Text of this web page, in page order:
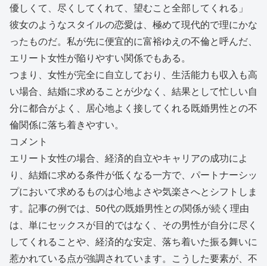
優しくて、尽くしてくれて、望むこと全部してくれる」
彼女のようなスタイルの恋愛は、極めて現代的で理にかな
ったものだ。私が先に便宜的に富裕ゆえの不倫と呼んだ、
エリート女性が陥りやすい関係でもある。
つまり、女性が完全に自立しており、生活能力も収入も高
い場合、結婚に求めることが少なく、結果として忙しい自
分に都合がよく、居心地よく接してくれる既婚男性との不
倫関係に落ち着きやすい。
コメント
エリート女性の場合、経済的自立やキャリアの成功によ
り、結婚に求める条件が低くなる一方で、パートナーシッ
プにおいて求めるものは心地よさや気楽さへとシフトしま
す。記事の例では、50代の既婚男性との関係が続く理由
は、単にセックスが目的ではなく、その男性が自分に尽く
してくれることや、経済的な安定、落ち着いた振る舞いに
惹かれている点が強調されています。こうした要素が、不